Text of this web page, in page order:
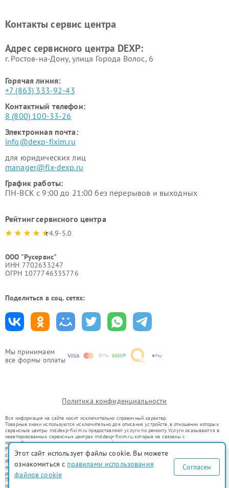
Мы принимаем
все формы оплаты
Ремонт серверов DEXP
Ремонт мини пк DEXP
Контакты сервис центра
Адрес сервисного центра DEXP:
г. Ростов-на-Дону, улица Города Волос, 6
Горячая линия:
+7 (863) 333-92-43
Контактный телефон:
8 (800) 100-33-26
Электронная почта:
info@dexp-fixim.ru
для юридических лиц
manager@fix-dexp.ru
График работы:
ПН-ВСК с 9:00 до 21:00 без перерывов и выходных
Рейтинг сервисного центра
4.9-5.0
ООО "Русервис"
ИНН 7702633247
ОГРН 1077746335776
Поделиться в соц. сетях:
Политика конфиденциальности
Вся информация на сайте носит исключительно справочный характер.
Товарные знаки используются исключительно для описания устройств, в отношении которых
сервисные центры rnd.dexp-fixim.ru предоставляют услуги по ремонту. Услуги оказываются в
неавторизованных сервисных центрах rnd.dexp-fixim.ru, которые не связаны с
правообладателями товарных знаков или их официальными представителями.
Ремонт осуществляется для устройств, уже введенных в гражданский оборот в соответствии
со статьей 1487 ГК РФ.
Использование товарных знаков не преследует цели индивидуализации услуг или введения
потребителей в заблуждение, а служит для информирования о предоставляемых услугах по
ремонту техники указанных брендов.
Представленная на сайте информация не является публичной офертой, определяемой
положениями Статьи 437(2) Гражданского кодекса РФ
Этот сайт использует файлы cookie. Вы можете
ознакомиться с правилами использования
файлов cookie
Согласен